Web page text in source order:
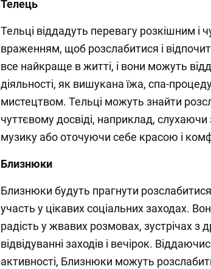
Телець
Тельці віддадуть перевагу розкішним і
враженням, щоб розслабитися і
все найкраще в житті, і вони можуть
діяльності, як вишукана їжа, спа-
мистецтвом. Тельці можуть знайти
чуттєвому досвіді, наприклад, слухаючи
музику або оточуючи себе красою і
Близнюки
Близнюки будуть прагнути розслабитися
участь у цікавих соціальних заходах.
радість у жвавих розмовах, зустрічах з
відвідуванні заходів і вечірок.
активності, Близнюки можуть